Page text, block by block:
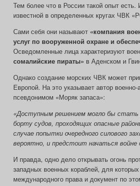
Тем более что в России такой опыт
известной в определенных кругах ЧВК
Сами себя они называют «компания
услуг по вооруженной охране и
Осведомленные лица характеризуют
сомалийские пираты» в Аденском и
Однако создание морских ЧВК может
Европой. На это указывает автор
псевдонимом «Моряк запаса»:
«Доступным решением могло бы стать
борту судов, проходящих опасные
случае попытки очередного силового
вероятно, и предстоит начаться войне
И правда, одно дело открывать огонь
западных военных кораблей, для
международного права и документ по